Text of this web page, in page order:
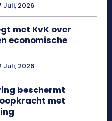
Juli, 2026
met KvK over
economische
Juli, 2026
beschermt
met